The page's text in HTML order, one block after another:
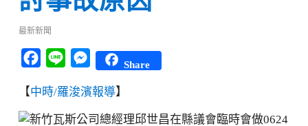
最新新聞
Facebook
Line Messenger
Share
【中時/羅浚濱報導】